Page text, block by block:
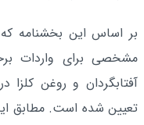
مشخصی برای واردات
آفتابگردان و روغن کلزا
تعیین شده است. مطابق